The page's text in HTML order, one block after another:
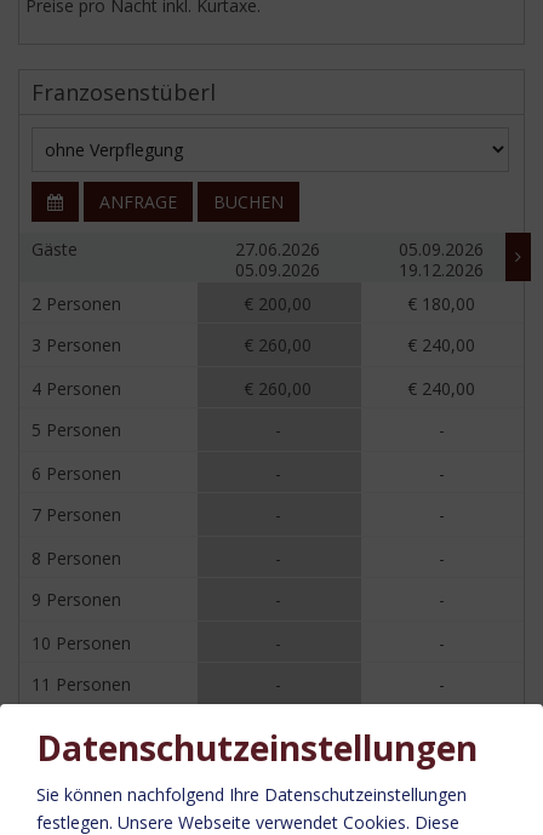
Preise pro Nacht inkl. Kurtaxe.
Franzosenstüberl
ANFRAGE BUCHEN
Gäste
2 Personen
3 Personen
4 Personen
5 Personen
6 Personen
7 Personen
8 Personen
9 Personen
10 Personen
11 Personen
14 Personen
27.06.2026
05.09.2026
€ 200,00
€ 260,00
€ 260,00
-
-
-
-
-
-
-
05.09.2026
19.12.2026
€ 180,00
€ 240,00
€ 240,00
-
-
-
-
-
-
-
-
Datenschutzeinstellungen
Sie können nachfolgend Ihre Datenschutzeinstellungen
festlegen. Unsere Webseite verwendet Cookies. Diese